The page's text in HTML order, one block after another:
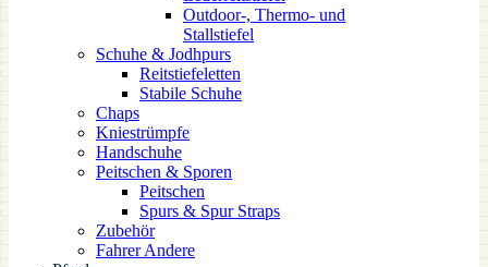
Outdoor-, Thermo- und
Stallstiefel
Schuhe & Jodhpurs
Reitstiefeletten
Stabile Schuhe
Chaps
Kniestrümpfe
Handschuhe
Peitschen & Sporen
Peitschen
Spurs & Spur Straps
Zubehör
Fahrer Andere